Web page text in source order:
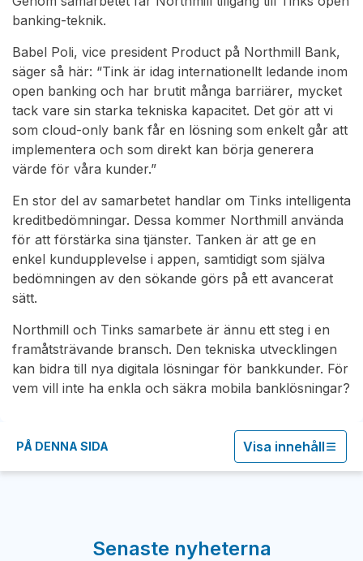
banking-teknik.
Babel Poli, vice president Product på Northmill Bank,
säger så här: “Tink är idag internationellt ledande inom
open banking och har brutit många barriärer, mycket
tack vare sin starka tekniska kapacitet. Det gör att vi
som cloud-only bank får en lösning som enkelt går att
implementera och som direkt kan börja generera
värde för våra kunder.”
En stor del av samarbetet handlar om Tinks intelligenta
kreditbedömningar. Dessa kommer Northmill använda
för att förstärka sina tjänster. Tanken är att ge en
enkel kundupplevelse i appen, samtidigt som själva
bedömningen av den sökande görs på ett avancerat
sätt.
Northmill och Tinks samarbete är ännu ett steg i en
framåtsträvande bransch. Den tekniska utvecklingen
kan bidra till nya digitala lösningar för bankkunder. För
vem vill inte ha enkla och säkra mobila banklösningar?
PÅ DENNA SIDA Visa innehåll
Senaste nyheterna